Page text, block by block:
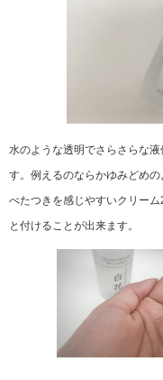
水のような透明でさらさらな
す。例えるのならかゆみどめの
べたつきを感じやすいクリー
と付けることが出来ます。